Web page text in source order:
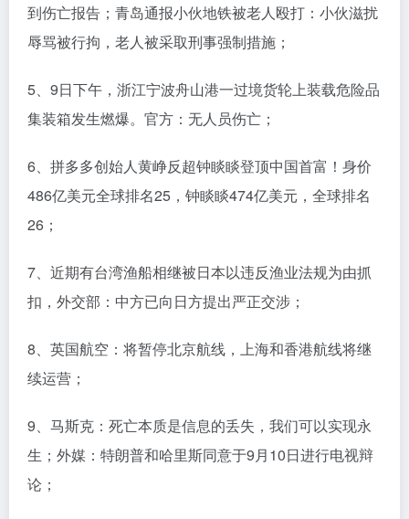
到伤亡报告；青岛通报小伙地铁被老人殴打：小伙滋扰
辱骂被行拘，老人被采取刑事强制措施；
5、9日下午，浙江宁波舟山港一过境货轮上装载危险品
集装箱发生燃爆。官方：无人员伤亡；
6、拼多多创始人黄峥反超钟睒睒登顶中国首富！身价
486亿美元全球排名25，钟睒睒474亿美元，全球排名
26；
7、近期有台湾渔船相继被日本以违反渔业法规为由抓
扣，外交部：中方已向日方提出严正交涉；
8、英国航空：将暂停北京航线，上海和香港航线将继
续运营；
9、马斯克：死亡本质是信息的丢失，我们可以实现永
生；外媒：特朗普和哈里斯同意于9月10日进行电视辩
论；